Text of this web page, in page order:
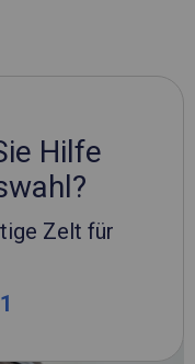
Hilfe
Zelt für